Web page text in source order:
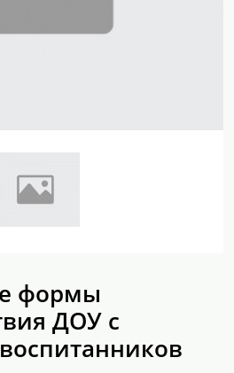
формы
ДОУ с